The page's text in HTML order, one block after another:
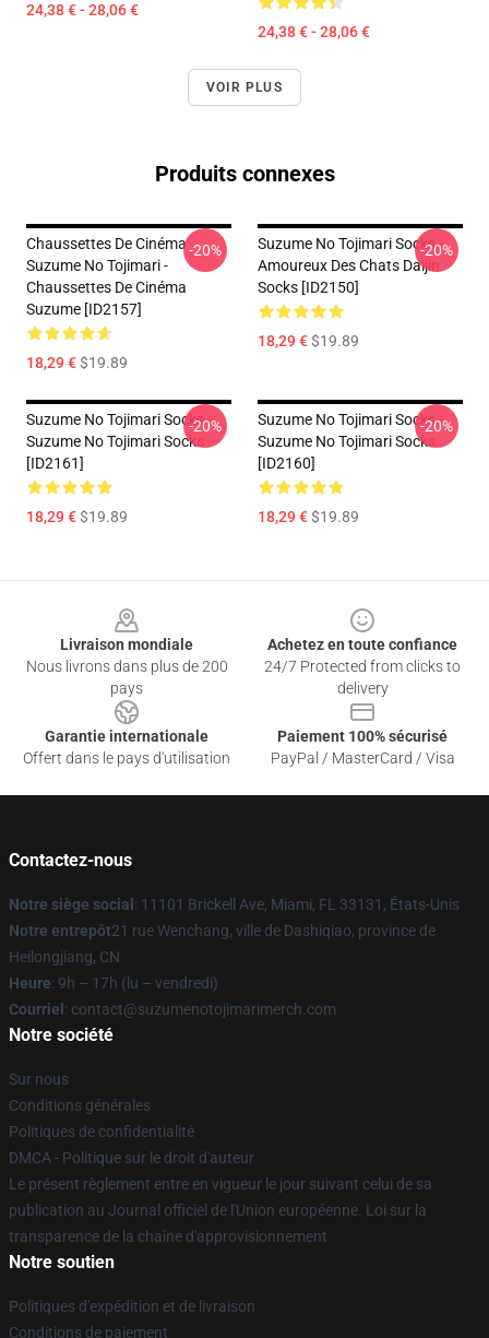
24,38 € - 28,06 €
24,38 € - 28,06 €
VOIR PLUS
Produits connexes
Chaussettes De Cinéma
Suzume No Tojimari -
Chaussettes De Cinéma
Suzume [ID2157]
18,29 €$19.89
-20%
Suzume No Tojimari Socks -
Amoureux Des Chats Daijin
Socks [ID2150]
18,29 €$19.89
-20%
Suzume No Tojimari Socks -
Suzume No Tojimari Socks
[ID2161]
18,29 €$19.89
-20%
Suzume No Tojimari Socks -
Suzume No Tojimari Socks
[ID2160]
18,29 €$19.89
-20%
Livraison mondiale
Nous livrons dans plus de 200
pays
Achetez en toute confiance
24/7 Protected from clicks to
delivery
Garantie internationale
Offert dans le pays d'utilisation
Paiement 100% sécurisé
PayPal / MasterCard / Visa
Contactez-nous
Notre siège social : 11101 Brickell Ave, Miami, FL 33131, États-Unis
Notre entrepôt21 rue Wenchang, ville de Dashiqiao, province de
Heilongjiang, CN
Heure: 9h – 17h (lu – vendredi)
Courriel : contact@suzumenotojimarimerch.com
Notre société
Sur nous
Conditions générales
Politiques de confidentialité
DMCA - Politique sur le droit d'auteur
Le présent règlement entre en vigueur le jour suivant celui de sa
publication au Journal officiel de l'Union européenne. Loi sur la
transparence de la chaîne d'approvisionnement
Notre soutien
Politiques d'expédition et de livraison
Conditions de paiement